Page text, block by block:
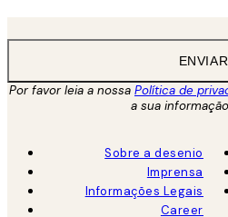
ENVIAR
Por favor leia a nossa Política de
a sua
Sobre a desenio
Imprensa
Informações Legais
Career